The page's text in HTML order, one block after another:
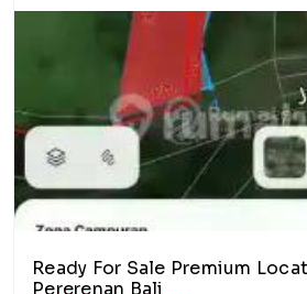
Ready For Sale Premium
Pererenan Bali